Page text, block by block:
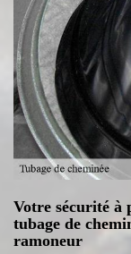
Votre sécurité
tubage de
ramoneur